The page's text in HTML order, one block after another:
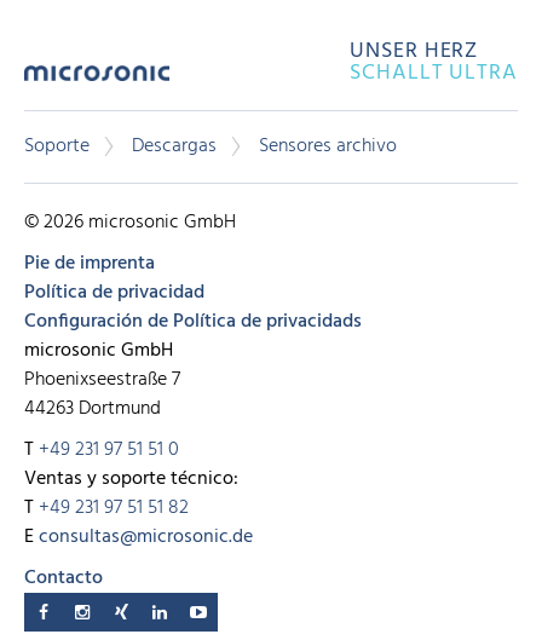
UNSER HERZ
SCHALLT ULTRA
Soporte Descargas Sensores archivo
© 2026 microsonic GmbH
Pie de imprenta
Política de privacidad
Configuración de Política de privacidads
microsonic GmbH
Phoenixseestraße 7
44263 Dortmund
T+49 231 97 51 51 0
Ventas y soporte técnico:
T+49 231 97 51 51 82
Econsultas@microsonic.de
Contacto